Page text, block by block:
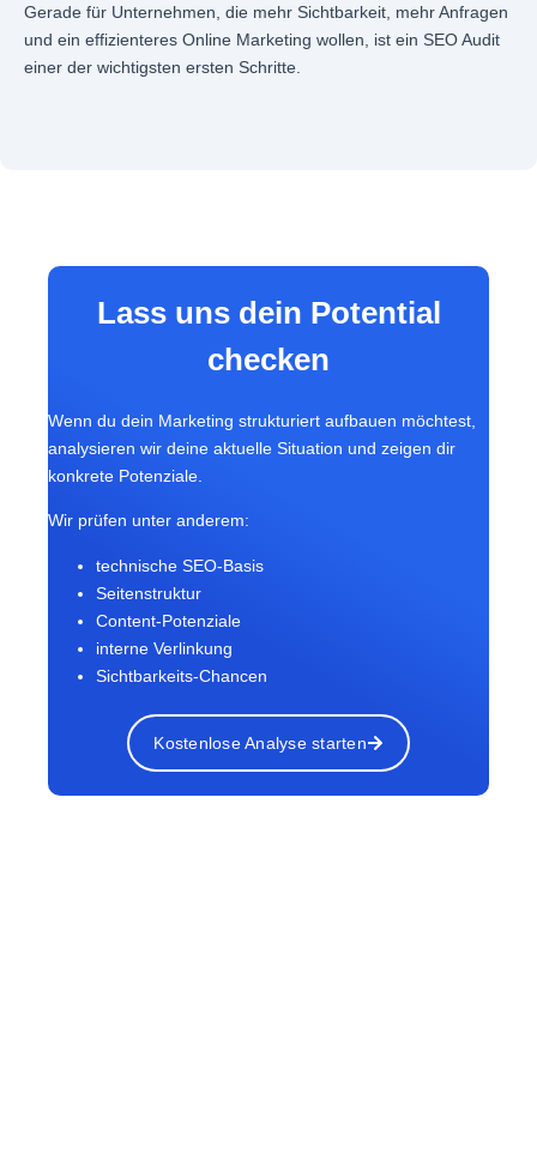
Gerade für Unternehmen, die mehr Sichtbarkeit, mehr Anfragen
und ein effizienteres Online Marketing wollen, ist ein SEO Audit
einer der wichtigsten ersten Schritte.
Lass uns dein Potential
checken
Wenn du dein Marketing strukturiert aufbauen möchtest,
analysieren wir deine aktuelle Situation und zeigen dir
konkrete Potenziale.
Wir prüfen unter anderem:
technische SEO-Basis
Seitenstruktur
Content-Potenziale
interne Verlinkung
Sichtbarkeits-Chancen
Kostenlose Analyse starten